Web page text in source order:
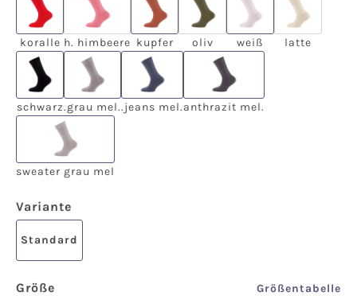
koralle
koralle
h. himbeere
(Diese Option ist zurzeit nicht verfügbar.)
h. himbeere
kupfer
kupfer
oliv
(Diese Option ist zurzeit
oliv
weiß
weiß
latte
(Diese
latte
schwarz
schwarz
.grau mel.
.grau mel.
.jeans mel.
.jeans mel.
anthrazit mel.
anthrazit mel.
sweater grau mel
sweater grau mel
Variante
Standard
Größe Größentabelle